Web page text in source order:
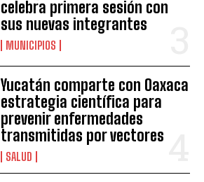
celebra primera sesión con
sus nuevas integrantes
MUNICIPIOS
Yucatán comparte con Oaxaca
estrategia científica para
prevenir enfermedades
transmitidas por vectores
SALUD